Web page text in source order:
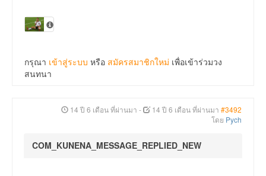
กรุณา เข้าสู่ระบบ หรือ สมัครสมาชิกใหม่ เพื่อเข้าร่วมวง
สนทนา
14 ปี 6 เดือน ที่ผ่านมา - 14 ปี 6 เดือน ที่ผ่านมา #3492
โดย Pych
COM_KUNENA_MESSAGE_REPLIED_NEW